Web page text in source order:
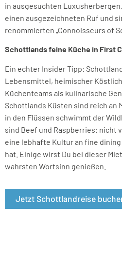
in ausgesuchten
einen ausgezeichneten Ruf und
renommierten „Connoisseurs of
Schottlands feine Küche in First
Ein echter Insider Tipp:
Lebensmittel, heimischer
Küchenteams als kulinarische
Schottlands Küsten sind reich an
in den Flüssen schwimmt der
sind Beef und Raspberries: nicht
eine lebhafte Kultur an fine
hat. Einige wirst Du bei dieser
wahrsten Wortsinn genießen.
Jetzt Schottlandreise